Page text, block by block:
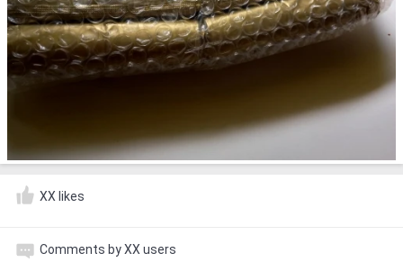
XX likes
Comments by XX users